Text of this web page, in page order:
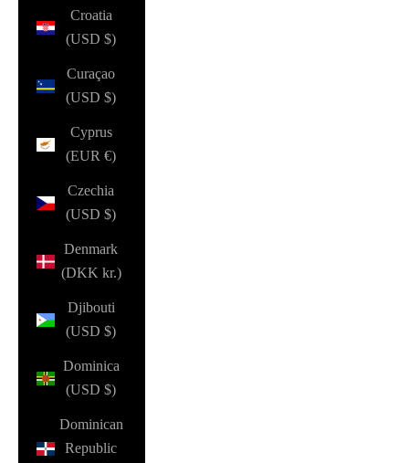
Croatia
(USD $)
Curaçao
(USD $)
Cyprus
(EUR €)
Czechia
(USD $)
Denmark
(DKK kr.)
Djibouti
(USD $)
Dominica
(USD $)
Dominican
Republic